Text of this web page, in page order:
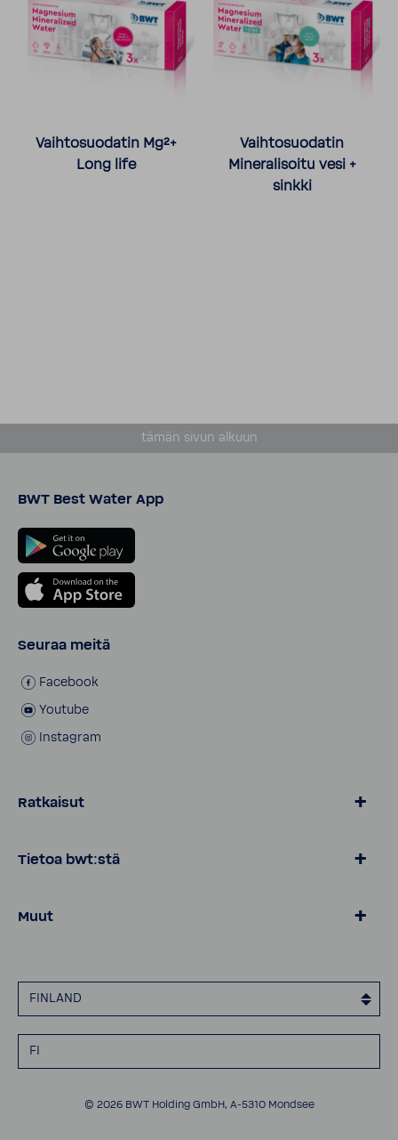
Vaihtosuodatin Mg²+
Long life
Vaihtosuodatin
Mineralisoitu vesi +
sinkki
tämän sivun alkuun
BWT Best Water App
Seuraa meitä
Facebook
Youtube
Instagram
Ratkaisut
Tuotteet kotiin
Tietoa bwt:stä
Ota yhteyttä
Muut
Imprint
Saavutettavuusilmoitus
© 2026 BWT Holding GmbH, A-5310 Mondsee
FINLAND
FI